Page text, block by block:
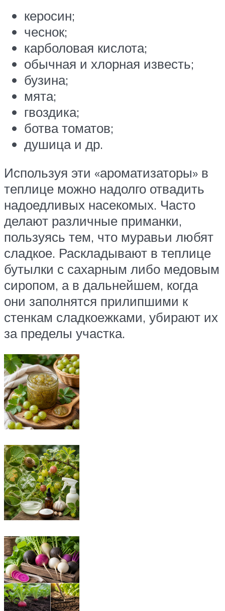
керосин;
чеснок;
карболовая кислота;
обычная и хлорная известь;
бузина;
мята;
гвоздика;
ботва томатов;
душица и др.
Используя эти «ароматизаторы» в
теплице можно надолго отвадить
надоедливых насекомых. Часто
делают различные приманки,
пользуясь тем, что муравьи любят
сладкое. Раскладывают в теплице
бутылки с сахарным либо медовым
сиропом, а в дальнейшем, когда
они заполнятся прилипшими к
стенкам сладкоежками, убирают их
за пределы участка.